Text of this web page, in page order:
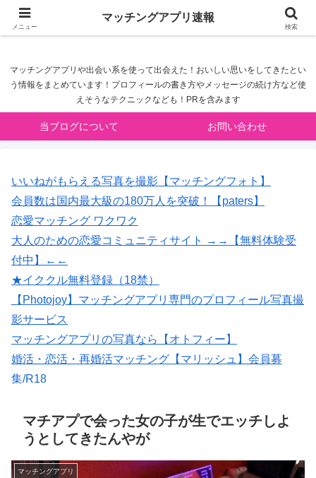
マッチングアプリ速報
マッチングアプリや出会い系を使って出会えた！おいしい思いをしてきたとい
う情報をまとめています！プロフィールの書き方やメッセージの続け方など使
えそうなテクニックなども！PRを含みます
当ブログについて お問い合わせ
いいねがもらえる写真を撮影【マッチングフォト】
会員数は国内最大級の180万人を突破！【paters】
恋愛マッチング ワクワク
大人のための恋愛コミュニティサイト →→【無料体験受
付中】←←
★イククル無料登録（18禁）
【Photojoy】マッチングアプリ専門のプロフィール写真撮
影サービス
マッチングアプリの写真なら【オトフィー】
婚活・恋活・再婚活マッチング【マリッシュ】会員募
集/R18
出会いマッチングサイトPCMAX(18禁)
マチアプで会った女の子が生でエッチしよ
うとしてきたんやが
マッチングアプリ
メニュー
マッチングアプリ速報
検索